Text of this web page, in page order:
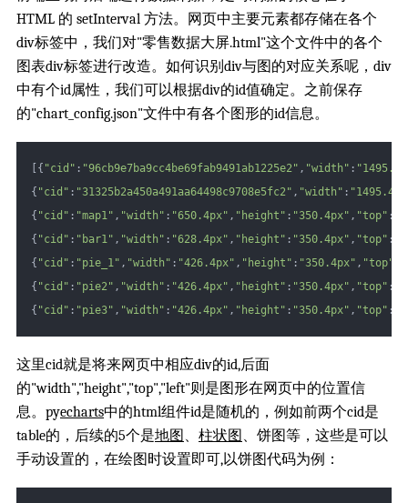
HTML 的 setInterval 方法。网页中主要元素都存储在各个
div标签中，我们对"零售数据大屏.html"这个文件中的各个
图表div标签进行改造。如何识别div与图的对应关系呢，div
中有个id属性，我们可以根据div的id值确定。之前保存
的"chart_config.json"文件中有各个图形的id信息。
[{ "cid" : "96cb9e7ba9cc4be69fab9491ab1225e2" , "width" :
{ "cid" : "31325b2a450a491aa64498c9708e5fc2" , "width" :
{ "cid" : "map1" , "width" : "650.4px" , "height" : "350.4px" , "top" :
{ "cid" : "bar1" , "width" : "628.4px" , "height" : "350.4px" , "top" :
{ "cid" : "pie_1" , "width" : "426.4px" , "height" : "350.4px" , "top"
{ "cid" : "pie2" , "width" : "426.4px" , "height" : "350.4px" , "top" :
{ "cid" : "pie3" , "width" : "426.4px" , "height" : "350.4px" , "top" :
这里cid就是将来网页中相应div的id,后面
的"width","height","top","left"则是图形在网页中的位置信
息。pyecharts中的html组件id是随机的，例如前两个cid是
table的，后续的5个是地图 、 柱状图 、饼图等，这些是可以
手动设置的，在绘图时设置即可,以饼图代码为例：